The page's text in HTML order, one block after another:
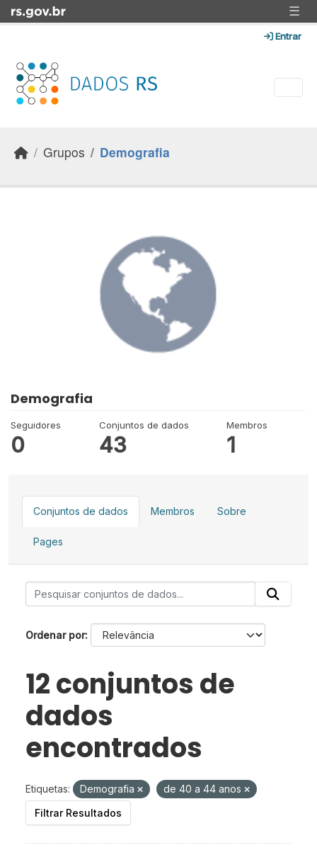
Skip to main content ☰
Entrar
Grupos Demografia
Demografia
Seguidores
0
Conjuntos de dados
43
Membros
1
Conjuntos de dados Membros Sobre
Pages
Ordenar por
12 conjuntos de
dados
encontrados
Etiquetas: Demografia
de 40 a 44 anos
Filtrar Resultados